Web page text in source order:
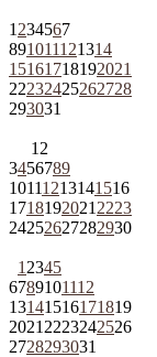
1 234567
891011121314
15161718192021
22232425262728
293031
1 2
3456789
10111213141516
1718192021 2223
24252627282930
1 2345
6789101112
13141516171819
2021 2223242526
2728293031